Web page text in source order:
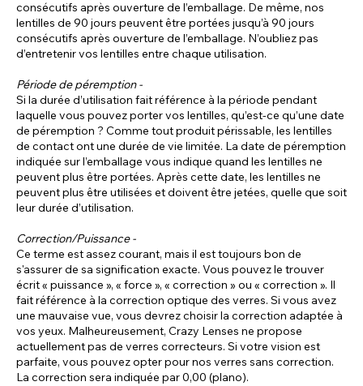
consécutifs après ouverture de l’emballage. De même, nos
lentilles de 90 jours peuvent être portées jusqu’à 90 jours
consécutifs après ouverture de l’emballage. N’oubliez pas
d’entretenir vos lentilles entre chaque utilisation.
Période de péremption -
Si la durée d’utilisation fait référence à la période pendant
laquelle vous pouvez porter vos lentilles, qu’est-ce qu’une date
de péremption ? Comme tout produit périssable, les lentilles
de contact ont une durée de vie limitée. La date de péremption
indiquée sur l’emballage vous indique quand les lentilles ne
peuvent plus être portées. Après cette date, les lentilles ne
peuvent plus être utilisées et doivent être jetées, quelle que soit
leur durée d’utilisation.
Correction/Puissance -
Ce terme est assez courant, mais il est toujours bon de
s'assurer de sa signification exacte. Vous pouvez le trouver
écrit « puissance », « force », « correction » ou « correction ». Il
fait référence à la correction optique des verres. Si vous avez
une mauvaise vue, vous devrez choisir la correction adaptée à
vos yeux. Malheureusement, Crazy Lenses ne propose
actuellement pas de verres correcteurs. Si votre vision est
parfaite, vous pouvez opter pour nos verres sans correction.
La correction sera indiquée par 0,00 (plano).